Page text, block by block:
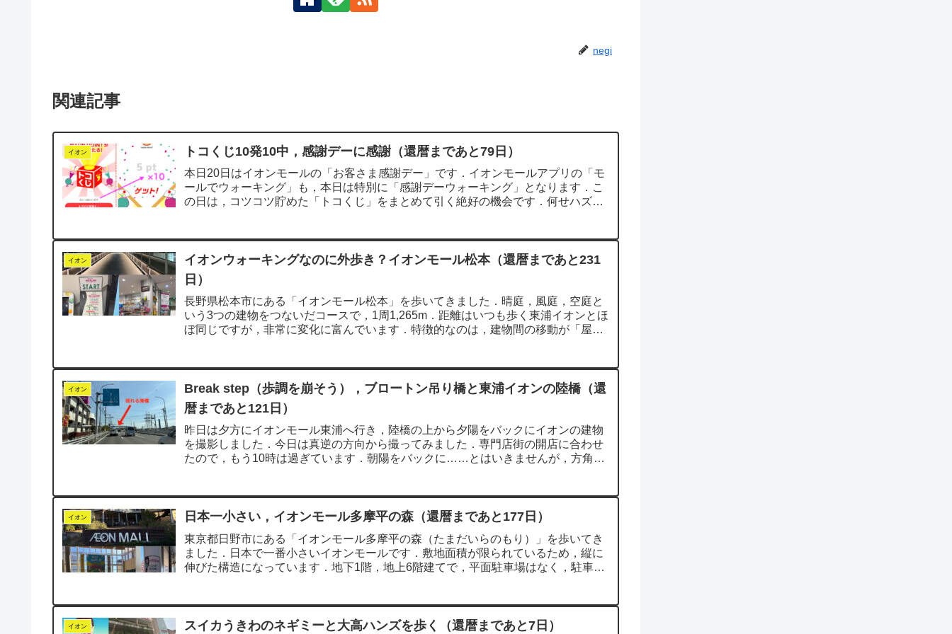
negi
関連記事
イオン トコくじ10発10中，感謝デーに感謝（還暦まであと79日）
本日20日はイオンモールの「お客さま感謝デー」です．イオンモールアプリの「モ
ールでウォーキング」も，本日は特別に「感謝デーウォーキング」となります．こ
の日は，コツコツ貯めた「トコくじ」をまとめて引く絶好の機会です．何せハズレ
イオン
イオンウォーキングなのに外歩き？イオンモール松本（還暦まであと231
日）
長野県松本市にある「イオンモール松本」を歩いてきました．晴庭，風庭，空庭と
いう3つの建物をつないだコースで，1周1,265m．距離はいつも歩く東浦イオンとほ
ぼ同じですが，非常に変化に富んでいます．特徴的なのは，建物間の移動が「屋
イオン
Break step（歩調を崩そう），ブロートン吊り橋と東浦イオンの陸橋（還
暦まであと121日）
昨日は夕方にイオンモール東浦へ行き，陸橋の上から夕陽をバックにイオンの建物
を撮影しました．今日は真逆の方向から撮ってみました．専門店街の開店に合わせ
たので，もう10時は過ぎています．朝陽をバックに……とはいきませんが，方角は
イオン 日本一小さい，イオンモール多摩平の森（還暦まであと177日）
東京都日野市にある「イオンモール多摩平の森（たまだいらのもり）」を歩いてき
ました．日本で一番小さいイオンモールです．敷地面積が限られているため，縦に
伸びた構造になっています．地下1階，地上6階建てで，平面駐車場はなく，駐車場
イオン スイカうきわのネギミーと大高ハンズを歩く（還暦まであと7日）